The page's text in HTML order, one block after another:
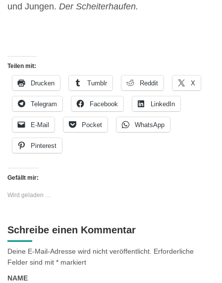
und Jungen. Der Scheiterhaufen.
Teilen mit:
Drucken Tumblr Reddit X
Telegram Facebook LinkedIn
E-Mail Pocket WhatsApp
Pinterest
Gefällt mir:
Wird geladen …
Schreibe einen Kommentar
Deine E-Mail-Adresse wird nicht veröffentlicht. Erforderliche
Felder sind mit * markiert
NAME